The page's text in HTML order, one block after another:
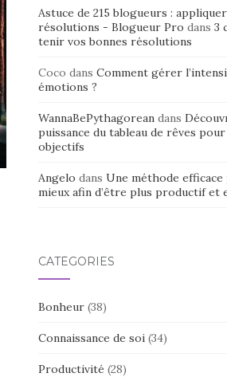
Astuce de 215 blogueurs :
résolutions - Blogueur Pro dans 3
tenir vos bonnes résolutions
Coco dans Comment gérer
émotions ?
WannaBePythagoreandans
puissance du tableau de rêves
objectifs
Angelo dans Une méthode
mieux afin d’être plus productif et
CATÉGORIES
Bonheur(38)
Connaissance de soi(34)
Productivité (28)